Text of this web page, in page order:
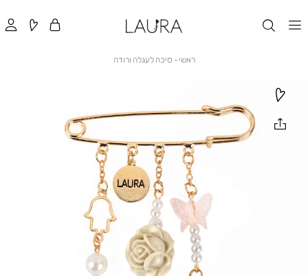
ראשי ראשי
סיכה לעגלה ורודה